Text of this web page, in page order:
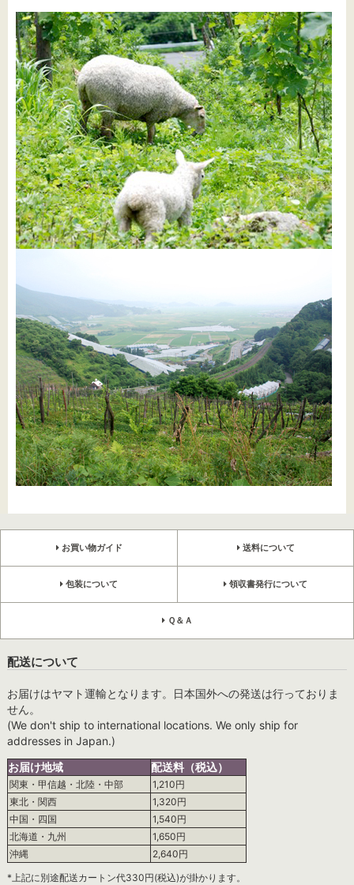
お買い物ガイド 送料について
包装について 領収書発行について
Ｑ＆Ａ
配送について
お届けはヤマト運輸となります。日本国外への発送は行っておりま
せん。
(We don't ship to international locations. We only ship for
addresses in Japan.)
お届け地域
配送料（税込）
関東・甲信越・北陸・中部
1,210円
東北・関西
1,320円
中国・四国
1,540円
北海道・九州
1,650円
沖縄
2,640円
*上記に別途配送カートン代330円(税込)が掛かります。